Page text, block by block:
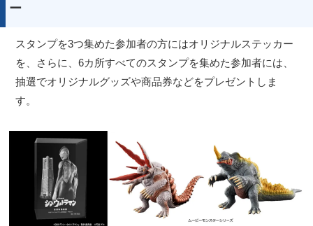
ー
スタンプを3つ集めた参加者の方にはオリジナルステッカー
を、さらに、6カ所すべてのスタンプを集めた参加者には、
抽選でオリジナルグッズや商品券などをプレゼントしま
す。